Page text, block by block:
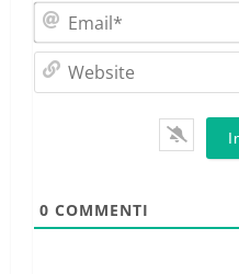
0 COMMENTI